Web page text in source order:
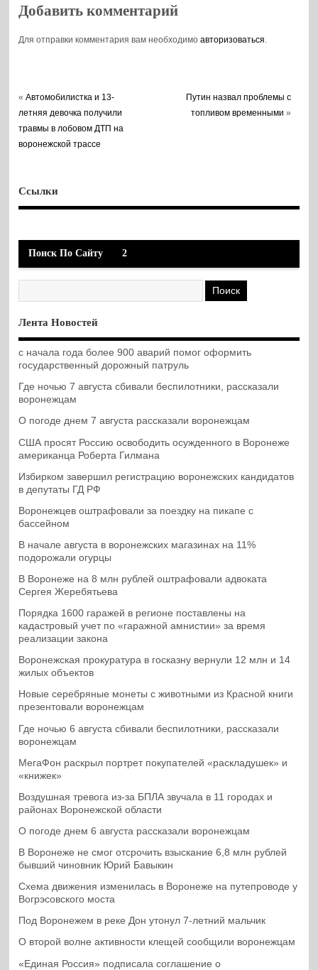
Добавить комментарий
Для отправки комментария вам необходимоавторизоваться.
«Автомобилистка и 13-
летняя девочка получили
травмы в лобовом ДТП на
воронежской трассе
Путин назвал проблемы с
топливом временными »
Ссылки
Поиск По Сайту 2
Лента Новостей
с начала года более 900 аварий помог оформить
государственный дорожный патруль
Где ночью 7 августа сбивали беспилотники, рассказали
воронежцам
О погоде днем 7 августа рассказали воронежцам
США просят Россию освободить осужденного в Воронеже
американца Роберта Гилмана
Избирком завершил регистрацию воронежских кандидатов
в депутаты ГД РФ
Воронежцев оштрафовали за поездку на пикапе с
бассейном
В начале августа в воронежских магазинах на 11%
подорожали огурцы
В Воронеже на 8 млн рублей оштрафовали адвоката
Сергея Жеребятьева
Порядка 1600 гаражей в регионе поставлены на
кадастровый учет по «гаражной амнистии» за время
реализации закона
Воронежская прокуратура в госказну вернули 12 млн и 14
жилых объектов
Новые серебряные монеты с животными из Красной книги
презентовали воронежцам
Где ночью 6 августа сбивали беспилотники, рассказали
воронежцам
МегаФон раскрыл портрет покупателей «раскладушек» и
«книжек»
Воздушная тревога из-за БПЛА звучала в 11 городах и
районах Воронежской области
О погоде днем 6 августа рассказали воронежцам
В Воронеже не смог отсрочить взыскание 6,8 млн рублей
бывший чиновник Юрий Бавыкин
Схема движения изменилась в Воронеже на путепроводе у
Вогрэсовского моста
Под Воронежем в реке Дон утонул 7-летний мальчик
О второй волне активности клещей сообщили воронежцам
«Единая Россия» подписала соглашение о